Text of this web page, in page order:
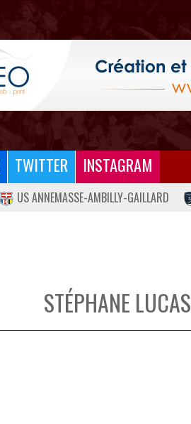
TWITTER INSTAGRAM
US ANNEMASSE-AMBILLY-GAILLARD
STÉPHANE LUCAS